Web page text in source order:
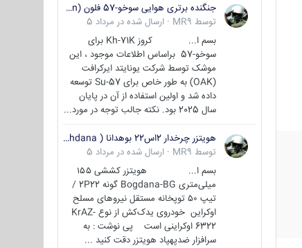
جنگنده برتری هوایی سوخو-57 فلون (Su-57/Felon)
توسط MR9
· ارسال شده در مرداد 5
بسم ا... کروز Kh-71K برای
سوخو-57 براساس اطلاعات موجود ، این
موشک توسط شرکت یونایتد ایرکرافت
(OAK) به طور خاص برای Su-57 توسعه
داده شد و اولین استفاده از آن در پایان
سال 2025 بود. نکته جالب توجه در مورد...
هویتزر چرخدار 2اس22 بوهدانا ( wheeled howitzer 2S22 Bohdana )
توسط MR9
· ارسال شده در مرداد 5
بسم ا... هویتزر کششی ۱۵۵
میلی‌متری Bogdana-BG گونه 2P22 /
تیپ ۵۰ توپخانه مستقل نیروهای مسلح
اوکراین خودروی یدک‌کش از نوع KrAZ-
6322 اوکراینی است پی نوشت : به
سرافزار ضدپهپاد هویتزر دقت کنید ...